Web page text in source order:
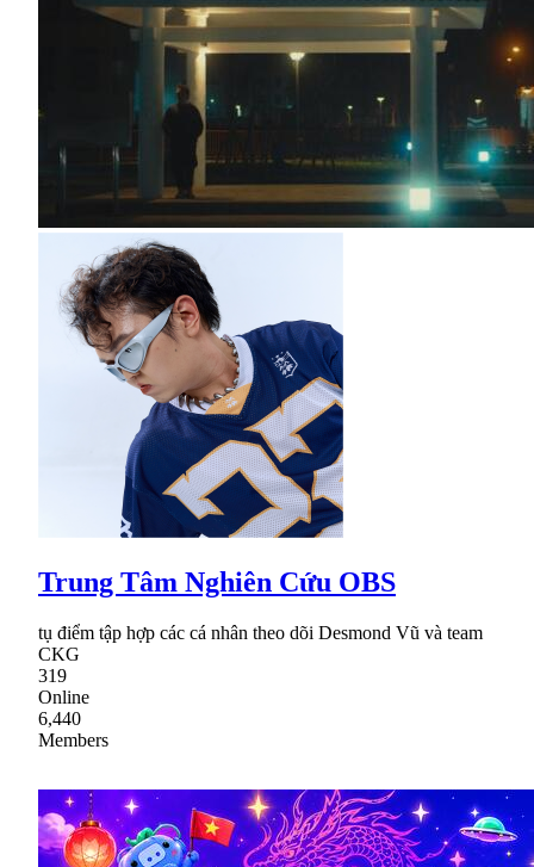
Trung Tâm Nghiên Cứu OBS
tụ điểm tập hợp các cá nhân theo dõi Desmond Vũ và team
CKG
319
Online
6,440
Members